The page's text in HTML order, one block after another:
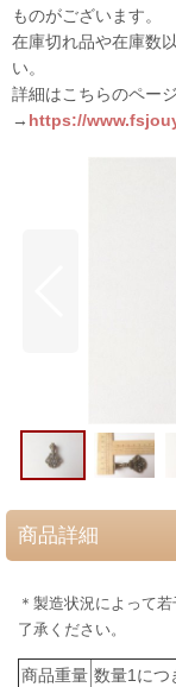
ものがございます。
在庫切れ品や在庫数
い。
詳細はこちらのペー
→ https://
商品詳細
＊製造状況によって
了承ください。
商品重量 数量1につ